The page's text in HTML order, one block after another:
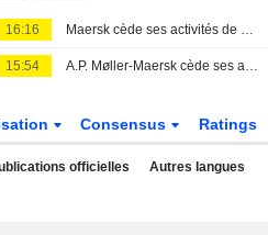
16:16 Maersk cède ses activités de sécurité et de formation à OpenGate Capital
15:54 A.P. Møller-Maersk cède ses activités de formation à Open Gate Capital
Consensus Ratings
officielles Autres langues